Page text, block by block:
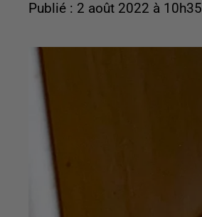
Publié : 2 août 2022 à 10h35